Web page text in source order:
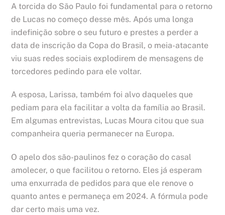
A torcida do São Paulo foi fundamental para o retorno
de Lucas no começo desse mês. Após uma longa
indefinição sobre o seu futuro e prestes a perder a
data de inscrição da Copa do Brasil, o meia-atacante
viu suas redes sociais explodirem de mensagens de
torcedores pedindo para ele voltar.
A esposa, Larissa, também foi alvo daqueles que
pediam para ela facilitar a volta da família ao Brasil.
Em algumas entrevistas, Lucas Moura citou que sua
companheira queria permanecer na Europa.
O apelo dos são-paulinos fez o coração do casal
amolecer, o que facilitou o retorno. Eles já esperam
uma enxurrada de pedidos para que ele renove o
quanto antes e permaneça em 2024. A fórmula pode
dar certo mais uma vez.